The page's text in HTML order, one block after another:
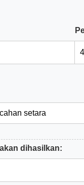
dihasilkan: